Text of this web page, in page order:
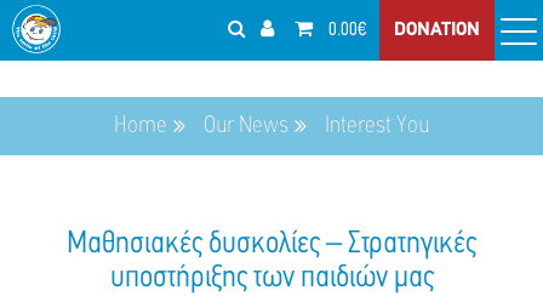
0.00€ DONATION
Home Our News Interest You
Μαθησιακές δυσκολίες – Στρατηγικές
υποστήριξης των παιδιών μας